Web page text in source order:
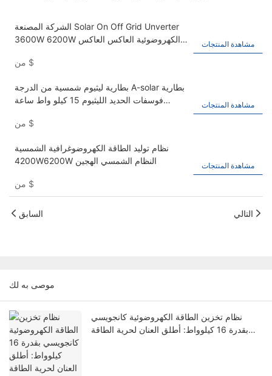
الشركة المصنعة Solar On Off Grid Unverter
3600W 6200W الكهروضوئية العاكس العاكس
$
مشاهدة المنتجات
بطارية ليثيوم شمسية من الدرجة A-solar بطارية
فوسفات الحديد الليثيوم 15 كيلو واط ساعة
$
مشاهدة المنتجات
نظام توليد الطاقة الكهروضوغرافية الشمسية
4200W6200W النظام الشمسي الهجين
$
مشاهدة المنتجات
السابق التالي
موصى به لك
نظام تخزين الطاقة الكهروضوئية كانجويسي
بقدرة 16 كيلوواط: أطلق العنان لحرية الطاقة